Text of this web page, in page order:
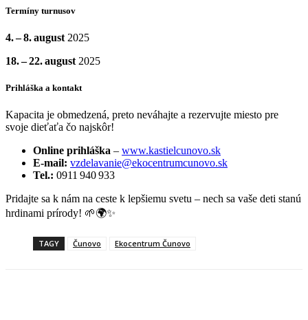
Termíny turnusov
4. – 8. august 2025
18. – 22. august 2025
Prihláška a kontakt
Kapacita je obmedzená, preto neváhajte a rezervujte miesto pre
svoje dieťaťa čo najskôr!
Online prihláška – www.kastielcunovo.sk
E‑mail: vzdelavanie@ekocentrumcunovo.sk
Tel.: 0911 940 933
Pridajte sa k nám na ceste k lepšiemu svetu – nech sa vaše deti stanú
hrdinami prírody! 🌱🌍✨
TAGY Čunovo Ekocentrum Čunovo